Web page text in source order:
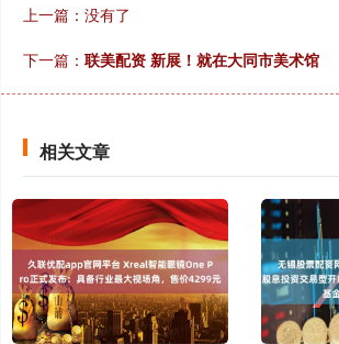
上一篇：没有了
下一篇： 联美配资 新展！就在大同市美术馆
相关文章